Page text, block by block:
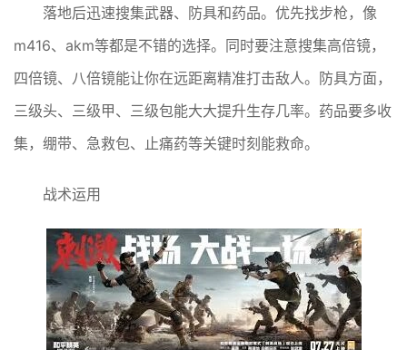
落地后迅速搜集武器、防具和药品。优先找步枪，像
m416、akm等都是不错的选择。同时要注意搜集高倍镜，
四倍镜、八倍镜能让你在远距离精准打击敌人。防具方面，
三级头、三级甲、三级包能大大提升生存几率。药品要多收
集，绷带、急救包、止痛药等关键时刻能救命。
战术运用